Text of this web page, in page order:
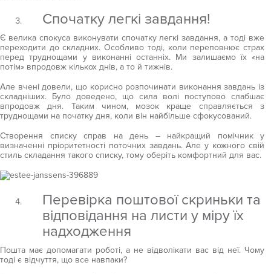
Спочатку легкі завдання!
Є велика спокуса виконувати спочатку легкі завдання, а тоді вже
переходити до складних. Особливо тоді, коли переповнює страх
перед труднощами у виконанні останніх. Ми залишаємо їх «на
потім» впродовж кількох днів, а то й тижнів.
Але вчені довели, що корисно розпочинати виконання завдань із
складніших. Було доведено, що сила волі поступово слабшає
впродовж дня. Таким чином, мозок краще справляється з
труднощами на початку дня, коли він найбільше сфокусований.
Створення списку справ на день – найкращий помічник у
визначенні пріоритетності поточних завдань. Але у кожного свій
стиль складання такого списку, тому оберіть комфортний для вас.
Перевірка поштової скриньки та
відповідання на листи у міру їх
надходження
Пошта має допомагати роботі, а не відволікати вас від неї. Чому
тоді є відчуття, що все навпаки?